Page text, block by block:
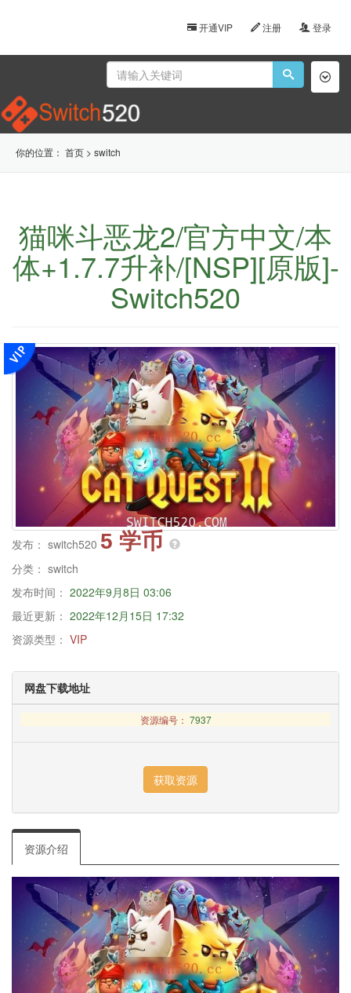
开通VIP 注册 登录
你的位置： 首页 > switch
猫咪斗恶龙2/官方中文/本
体+1.7.7升补/[NSP][原版]-
Switch520
发布： switch520 5 学币
分类： switch
发布时间： 2022年9月8日 03:06
最近更新： 2022年12月15日 17:32
资源类型： VIP
网盘下载地址
资源编号： 7937
资源介绍